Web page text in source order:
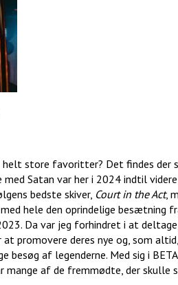
store favoritter? Det findes der
Satan var her i 2024 indtil
bedste skiver, Court in the Act,
hele den oprindelige besætning
Da var jeg forhindret i at
promovere deres nye og, som
besøg af legenderne. Med sig i
mange af de fremmødte, der skulle